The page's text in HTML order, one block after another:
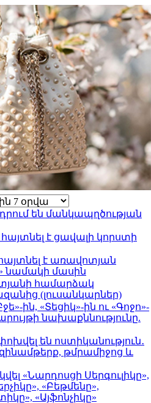
են մանկապղծության
է ցավալի կորստի
է առավոտյան
նամակի մասին
համարձակ
(լուսանկարներ)
ին, «Տեցիկ»-ին ու «Գոջո»-
նախաքննությունը.
են ոստիկանություն․
թմրամիջոց և
«Նարդոսցի Սերգուլիկը»,
«Բեթմենը»,
«Այֆոնչիկը»